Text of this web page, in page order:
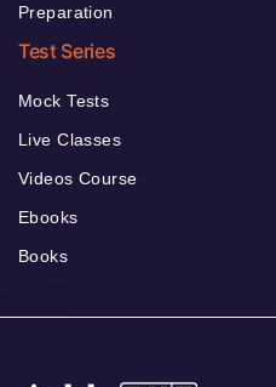
Preparation
Test Series
Mock Tests
Live Classes
Videos Course
Ebooks
Books